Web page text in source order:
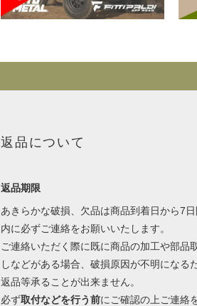
返品について
返品期限
あきらかな破損、欠品は商品到着日から7日
内に必ずご連絡をお願いいたします。
ご連絡いただく際に既に商品の加工や部品
しなどがある場合、破損原因が不明になるた
返品等承ることが出来ません。
必ず取付などを行う前にご確認の上ご連絡